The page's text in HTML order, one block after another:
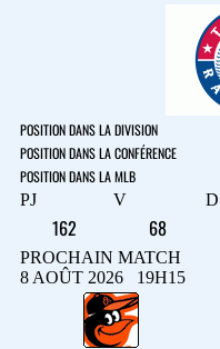
POSITION DANS LA DIVISION
POSITION DANS LA CONFÉRENCE
POSITION DANS LA MLB
PJ
V D
162 68
PROCHAIN MATCH
8 AOÛT 2026 19H15